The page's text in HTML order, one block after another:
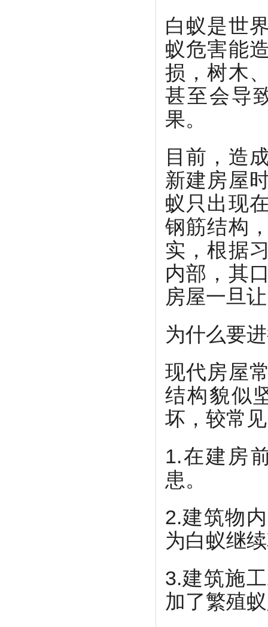
白蚁是世
蚁危害能
损，树木
甚至会导
果。
目前，造
新建房屋
蚁只出现
钢筋结构
实，根据
内部，其
房屋一旦
为什么要
现代房屋
结构貌似
坏，较常
1.在建房
患。
2.建筑物
为白蚁继
3.建筑施
加了繁殖